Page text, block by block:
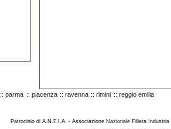
:: parma :: piacenza :: ravenna :: rimini :: reggio emilia
Patrocinio di A.N.F.I.A. - Associazione Nazionale Filiera